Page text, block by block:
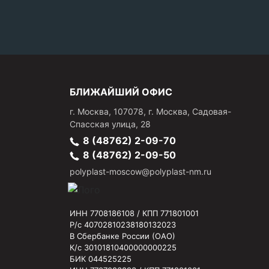
БЛИЖАЙШИЙ ОФИС
г. Москва, 107078, г. Москва, Садовая-
Спасская улица, 28
8 (48762) 2-09-70
8 (48762) 2-09-50
polyplast-moscow@polyplast-nm.ru
ИНН 7708186108 / КПП 771801001
Р/с 40702810238180132023
В Сбербанке России (ОАО)
К/с 30101810400000000225
БИК 044525225